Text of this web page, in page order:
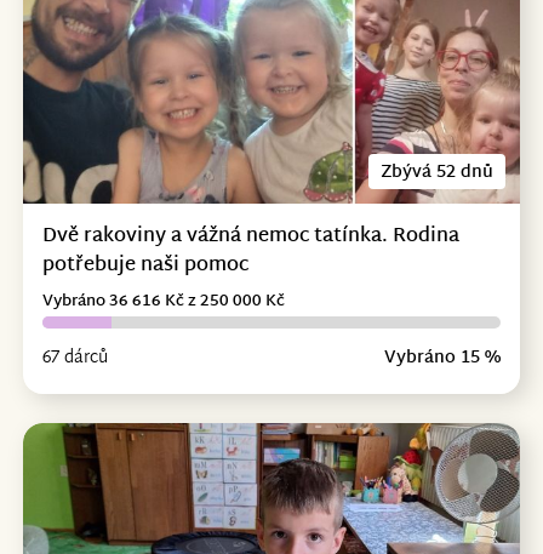
Zbývá 52 dnů
Dvě rakoviny a vážná nemoc tatínka. Rodina
potřebuje naši pomoc
67 dárců Vybráno 15 %
Vybráno 36 616 Kč z 250 000 Kč